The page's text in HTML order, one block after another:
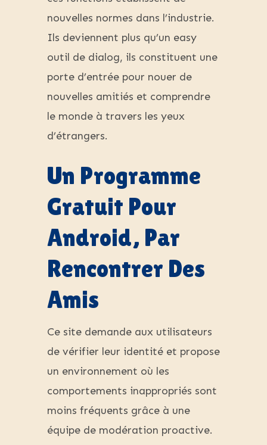
nouvelles normes dans l’industrie.
Ils deviennent plus qu’un easy
outil de dialog, ils constituent une
porte d’entrée pour nouer de
nouvelles amitiés et comprendre
le monde à travers les yeux
d’étrangers.
Un Programme
Gratuit Pour
Android, Par
Rencontrer Des
Amis
Ce site demande aux utilisateurs
de vérifier leur identité et propose
un environnement où les
comportements inappropriés sont
moins fréquents grâce à une
équipe de modération proactive.